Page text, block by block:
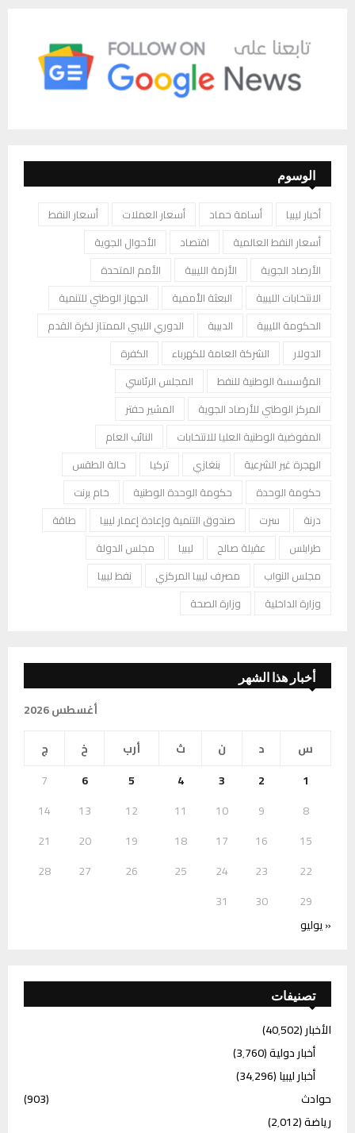
الوسوم
أخبار ليبيا أسامة حماد أسعار العملات
أسعار النفط
أسعار النفط العالمية
اقتصاد
الأحوال الجوية
الأرصاد الجوية
الأزمة الليبية
الأمم المتحدة
الانتخابات الليبية
البعثة الأممية
الجهاز الوطني للتنمية
الحكومة الليبية
الدبيبة
الدوري الليبي الممتاز لكرة القدم
الدولار
الشركة العامة للكهرباء
الكفرة
المؤسسة الوطنية للنفط
المجلس الرئاسي
المركز الوطني للأرصاد الجوية
المشير حفتر
المفوضية الوطنية العليا للانتخابات
النائب العام
الهجرة غير الشرعية
بنغازي تركيا
حالة الطقس
حكومة الوحدة
حكومة الوحدة الوطنية
خام برنت
درنة
سرت صندوق التنمية وإعادة إعمار ليبيا
طاقة
طرابلس
عقيلة صالح ليبيا
مجلس الدولة
مجلس النواب
مصرف ليبيا المركزي
نفط ليبيا
وزارة الداخلية
وزارة الصحة
أخبار هذا الشهر
أغسطس 2026
س
د ن ث أرب خ
ج
1
2
3
4
5
6
7
8
9
10
11
12
13
14
15
16
17
18
19
20
21
22
23
24
25
26
27
28
29
30
31
« يوليو
تصنيفات
الأخبار(40٬502)
أخبار دولية(3٬760)
أخبار ليبيا(34٬296)
حوادث
(903)
رياضة(2٬012)